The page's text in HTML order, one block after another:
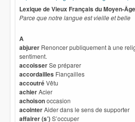
Lexique de Vieux Français du Moyen-Âge
Parce que notre langue est vieille et belle
A
abjurer Renoncer publiquement à une
sentiment.
accoisserSe préparer
accordailles Fiançailles
accoutréVêtu
achierAcier
achoisonoccasion
acointerAider dans le sens de supporter
affairer(s’)S’occuper